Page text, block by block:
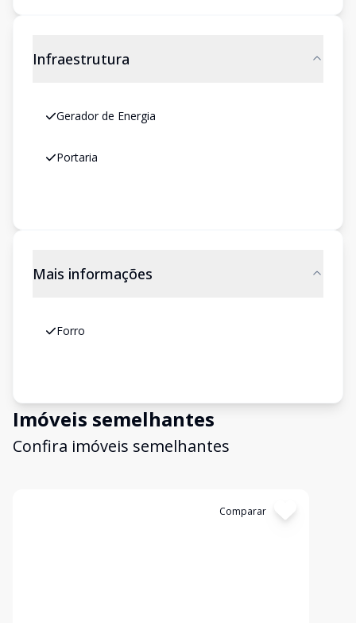
Infraestrutura
Gerador de Energia
Portaria
Mais informações
Forro
Imóveis semelhantes
Confira imóveis semelhantes
Comparar